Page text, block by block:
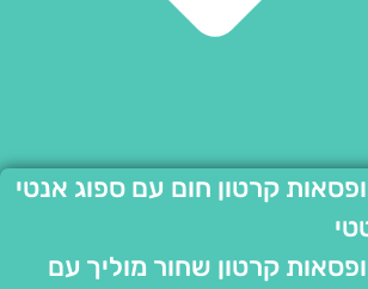
קרטון חום עם ספוג אנטי
קרטון שחור מוליך עם